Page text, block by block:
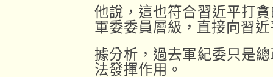
他說，這也符合習近平打
軍委委員層級，直接向習
據分析，過去軍紀委只是
法發揮作用。